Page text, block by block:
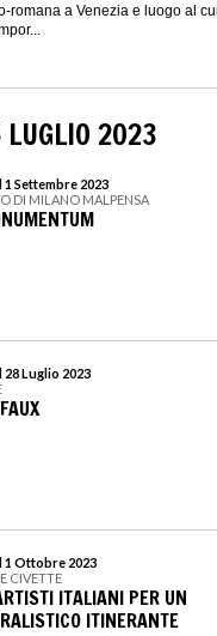
romana a Venezia e luogo al
2023
1 Settembre 2023
DI MILANO MALPENSA
28 Luglio 2023
1 Ottobre 2023
CIVETTE
ITALIANI PER UN
ITINERANTE